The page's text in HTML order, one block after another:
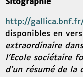
http://
disponibles en
extraordinaire dans
l’Ecole sociétaire
d’un résumé de